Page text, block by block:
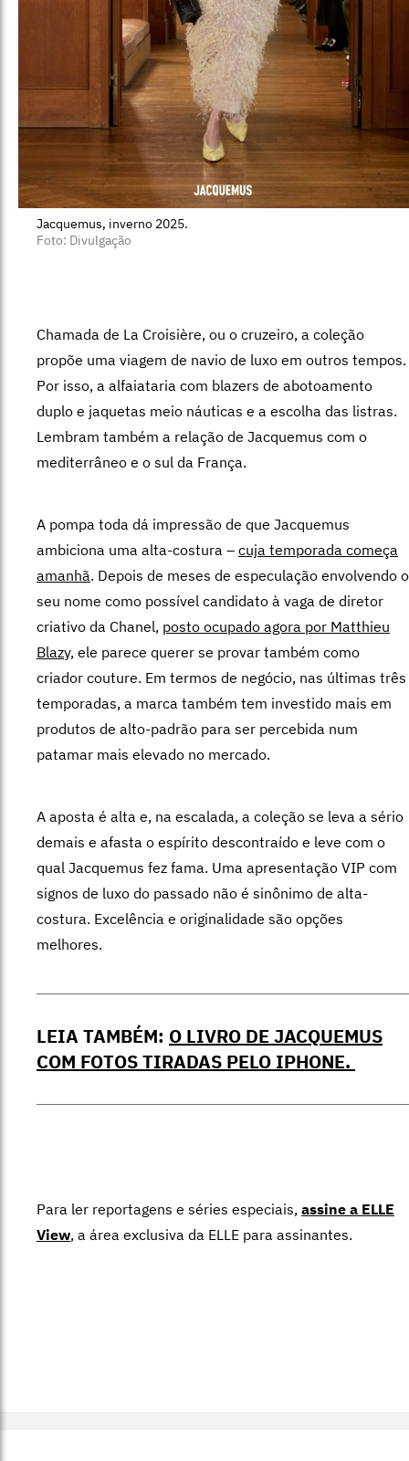
Jacquemus, inverno 2025.
Foto: Divulgação
Chamada de La Croisière, ou o cruzeiro, a coleção
propõe uma viagem de navio de luxo em outros tempos.
Por isso, a alfaiataria com blazers de abotoamento
duplo e jaquetas meio náuticas e a escolha das listras.
Lembram também a relação de Jacquemus com o
mediterrâneo e o sul da França.
A pompa toda dá impressão de que Jacquemus
ambiciona uma alta-costura – cuja temporada começa
amanhã. Depois de meses de especulação envolvendo o
seu nome como possível candidato à vaga de diretor
criativo da Chanel, posto ocupado agora por Matthieu
Blazy, ele parece querer se provar também como
criador couture. Em termos de negócio, nas últimas três
temporadas, a marca também tem investido mais em
produtos de alto-padrão para ser percebida num
patamar mais elevado no mercado.
A aposta é alta e, na escalada, a coleção se leva a sério
demais e afasta o espírito descontraído e leve com o
qual Jacquemus fez fama. Uma apresentação VIP com
signos de luxo do passado não é sinônimo de alta-
costura. Excelência e originalidade são opções
melhores.
LEIA TAMBÉM: O LIVRO DE JACQUEMUS
COM FOTOS TIRADAS PELO IPHONE.
Para ler reportagens e séries especiais, assine a ELLE
View, a área exclusiva da ELLE para assinantes.